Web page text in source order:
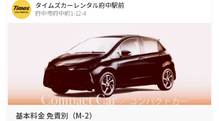
タイムズカーレンタル府中駅前
府中市府中町1-12-4
基本料金 免責別（M-2）